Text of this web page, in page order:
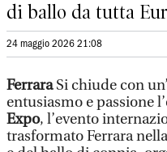
di ballo da tutta
24 maggio 2026 21:08
FerraraSi chiude con
entusiasmo e passione
Expo, l’evento
trasformato Ferrara